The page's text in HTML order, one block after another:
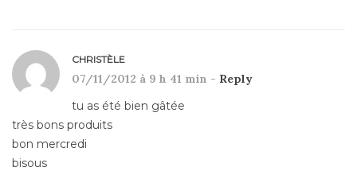
CHRISTÈLE
07/11/2012 à 9 h 41 min - Reply
tu as été bien gâtée
très bons produits
bon mercredi
bisous